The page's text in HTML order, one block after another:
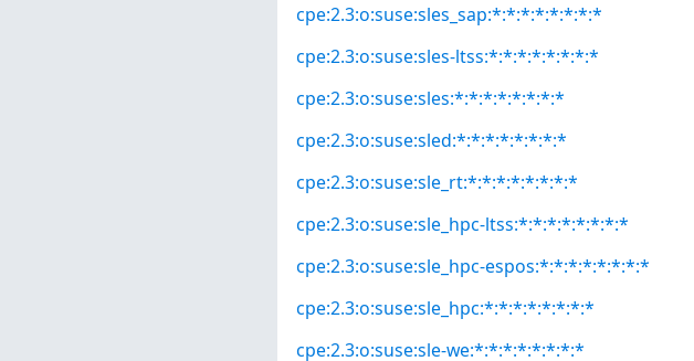
cpe:2.3:o:suse:sles_sap:*:*:*:*:*:*:*:*
cpe:2.3:o:suse:sles-ltss:*:*:*:*:*:*:*:*
cpe:2.3:o:suse:sles:*:*:*:*:*:*:*:*
cpe:2.3:o:suse:sled:*:*:*:*:*:*:*:*
cpe:2.3:o:suse:sle_rt:*:*:*:*:*:*:*:*
cpe:2.3:o:suse:sle_hpc-ltss:*:*:*:*:*:*:*:*
cpe:2.3:o:suse:sle_hpc-espos:*:*:*:*:*:*:*:*
cpe:2.3:o:suse:sle_hpc:*:*:*:*:*:*:*:*
cpe:2.3:o:suse:sle-we:*:*:*:*:*:*:*:*